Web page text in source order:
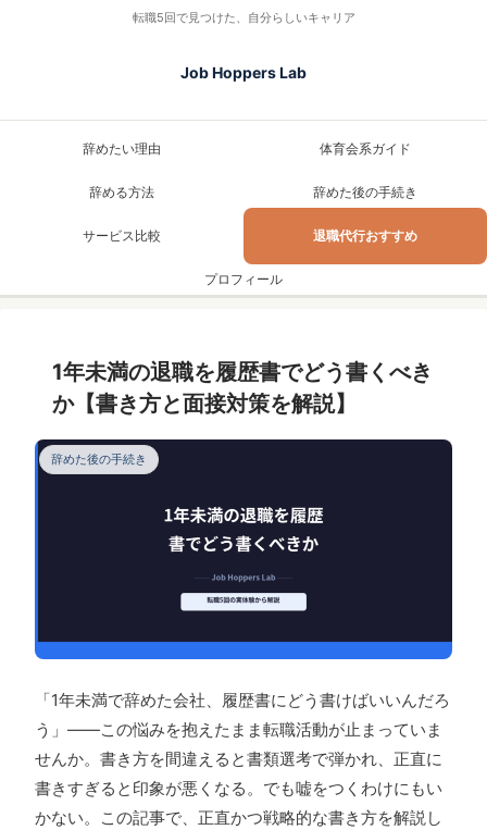
転職5回で見つけた、自分らしいキャリア
Job Hoppers Lab
辞めたい理由 体育会系ガイド
辞める方法 辞めた後の手続き
サービス比較 退職代行おすすめ
プロフィール
1年未満の退職を履歴書でどう書くべき
か【書き方と面接対策を解説】
辞めた後の手続き
「1年未満で辞めた会社、履歴書にどう書けばいいんだろ
う」——この悩みを抱えたまま転職活動が止まっていま
せんか。書き方を間違えると書類選考で弾かれ、正直に
書きすぎると印象が悪くなる。でも嘘をつくわけにもい
かない。この記事で、正直かつ戦略的な書き方を解説し